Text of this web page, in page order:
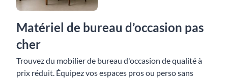
Matériel de bureau d’occasion pas
cher
Trouvez du mobilier de bureau d'occasion de qualité à
prix réduit. Équipez vos espaces pros ou perso sans